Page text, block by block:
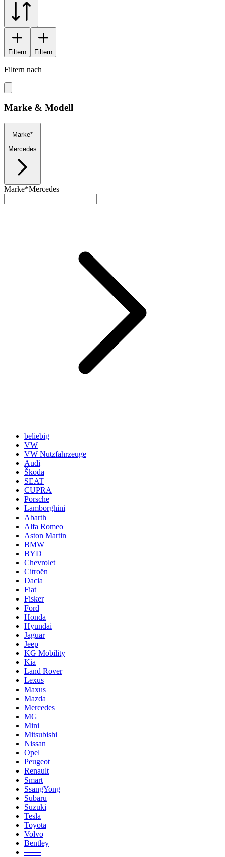
Filtern Filtern
Filtern nach
Marke & Modell
Marke*
Mercedes
Marke*Mercedes
beliebig
VW
VW Nutzfahrzeuge
Audi
Škoda
SEAT
CUPRA
Porsche
Lamborghini
Abarth
Alfa Romeo
Aston Martin
BMW
BYD
Chevrolet
Citroën
Dacia
Fiat
Fisker
Ford
Honda
Hyundai
Jaguar
Jeep
KG Mobility
Kia
Land Rover
Lexus
Maxus
Mazda
Mercedes
MG
Mini
Mitsubishi
Nissan
Opel
Peugeot
Renault
Smart
SsangYong
Subaru
Suzuki
Tesla
Toyota
Volvo
Bentley
───